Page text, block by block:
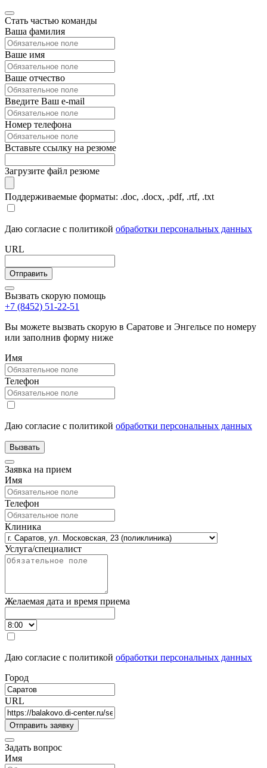
Стать частью команды
Ваша фамилия
Ваше имя
Ваше отчество
Введите Ваш e-mail
Номер телефона
Вставьте ссылку на резюме
Загрузите файл резюме
Поддерживаемые форматы: .doc, .docx, .pdf, .rtf, .txt
Даю согласие с политикой обработки персональных данных
URL
Вызвать скорую помощь
+7 (8452) 51-22-51
Вы можете вызвать скорую в Саратове и Энгельсе по номеру
или заполнив форму ниже
Имя
Телефон
Даю согласие с политикой обработки персональных данных
Заявка на прием
Имя
Телефон
Клиника
Услуга/специалист
Желаемая дата и время приема
Даю согласие с политикой обработки персональных данных
Город
URL
Задать вопрос
Имя